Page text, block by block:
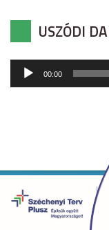
USZÓDI
Audió
lejátszó
00:00
Copyright ©